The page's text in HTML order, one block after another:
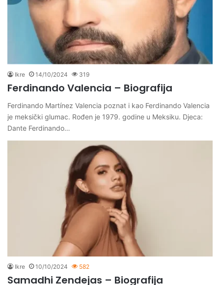
Ikre 14/10/2024 319
Ferdinando Valencia – Biografija
Ferdinando Martínez Valencia poznat i kao Ferdinando Valencia
je meksički glumac. Rođen je 1979. godine u Meksiku. Djeca:
Dante Ferdinando…
Ikre 10/10/2024 582
Samadhi Zendejas – Biografija